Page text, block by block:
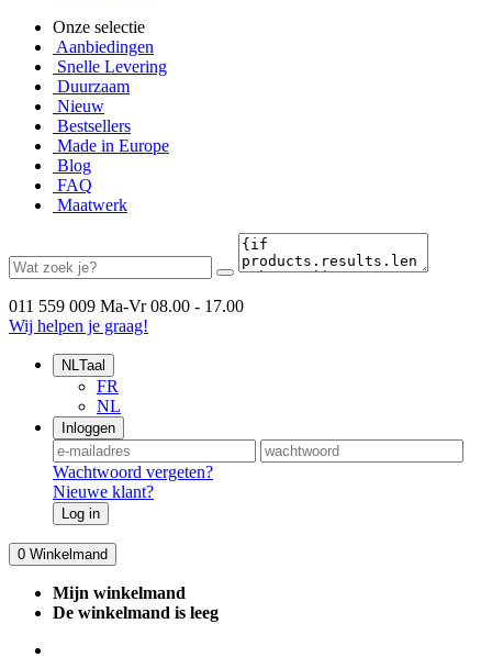
Onze selectie
Aanbiedingen
Snelle Levering
Duurzaam
Nieuw
Bestsellers
Made in Europe
Blog
FAQ
Maatwerk
011 559 009 Ma-Vr 08.00 - 17.00
Wij helpen je graag!
NLTaal
FR
NL
Inloggen
Wachtwoord vergeten?
Nieuwe klant?
Log in
0 Winkelmand
Mijn winkelmand
De winkelmand is leeg